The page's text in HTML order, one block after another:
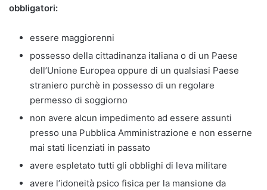
obbligatori:
essere maggiorenni
possesso della cittadinanza italiana o di un Paese
dell’Unione Europea oppure di un qualsiasi Paese
straniero purchè in possesso di un regolare
permesso di soggiorno
non avere alcun impedimento ad essere assunti
presso una Pubblica Amministrazione e non esserne
mai stati licenziati in passato
avere espletato tutti gli obblighi di leva militare
avere l’idoneità psico fisica per la mansione da